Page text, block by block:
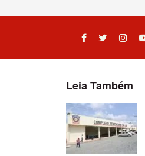
Leia Também